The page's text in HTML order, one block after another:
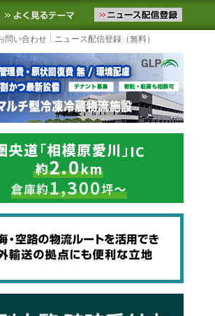
ースをお届けします。物流ニュース
お気に入りに追加 よく見るテーマ
問い合わせ ニュース配信登録（無料）